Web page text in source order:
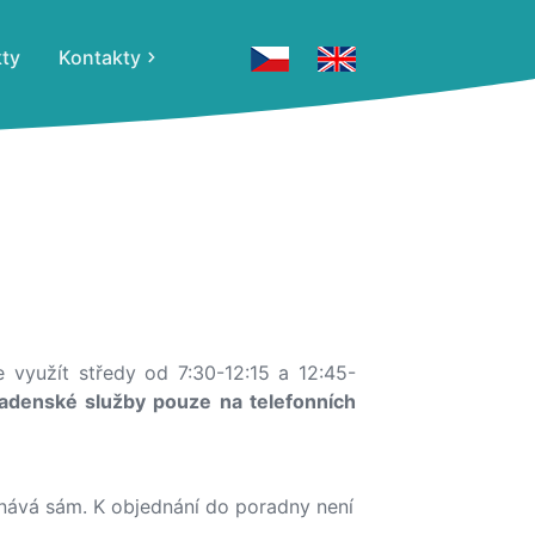
Kontakty
využít středy od 7:30-12:15 a 12:45-
služby pouze na telefonních
sám. K objednání do poradny není